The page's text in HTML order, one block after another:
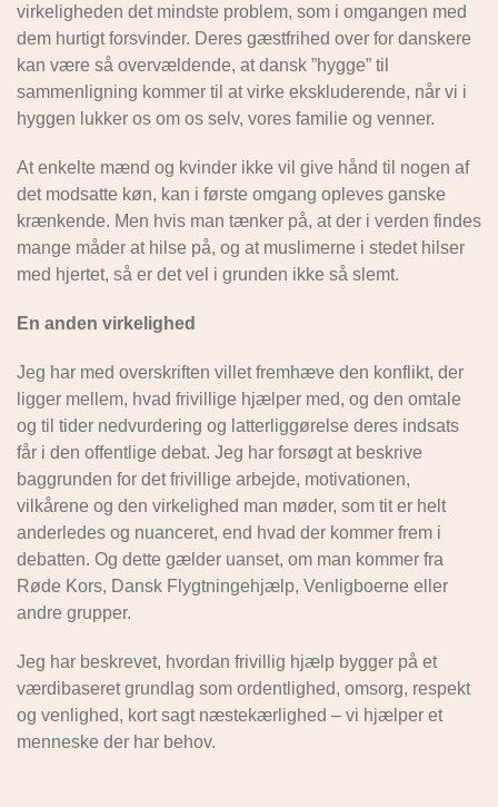
virkeligheden det mindste problem, som i omgangen med
dem hurtigt forsvinder. Deres gæstfrihed over for danskere
kan være så overvældende, at dansk ”hygge” til
sammenligning kommer til at virke ekskluderende, når vi i
hyggen lukker os om os selv, vores familie og venner.
At enkelte mænd og kvinder ikke vil give hånd til nogen af
det modsatte køn, kan i første omgang opleves ganske
krænkende. Men hvis man tænker på, at der i verden findes
mange måder at hilse på, og at muslimerne i stedet hilser
med hjertet, så er det vel i grunden ikke så slemt.
En anden virkelighed
Jeg har med overskriften villet fremhæve den konflikt, der
ligger mellem, hvad frivillige hjælper med, og den omtale
og til tider nedvurdering og latterliggørelse deres indsats
får i den offentlige debat. Jeg har forsøgt at beskrive
baggrunden for det frivillige arbejde, motivationen,
vilkårene og den virkelighed man møder, som tit er helt
anderledes og nuanceret, end hvad der kommer frem i
debatten. Og dette gælder uanset, om man kommer fra
Røde Kors, Dansk Flygtningehjælp, Venligboerne eller
andre grupper.
Jeg har beskrevet, hvordan frivillig hjælp bygger på et
værdibaseret grundlag som ordentlighed, omsorg, respekt
og venlighed, kort sagt næstekærlighed – vi hjælper et
menneske der har behov.